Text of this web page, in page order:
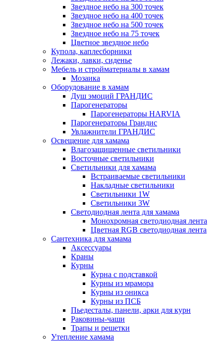
Звездное небо на 300 точек
Звездное небо на 400 точек
Звездное небо на 500 точек
Звездное небо на 75 точек
Цветное звездное небо
Купола, каплесборники
Лежаки, лавки, сиденье
Мебель и стройматериалы в хамам
Мозаика
Оборудование в хамам
Душ эмоций ГРАНДИС
Парогенераторы
Парогенераторы HARVIA
Парогенераторы Грандис
Увлажнители ГРАНДИС
Освещение для хамама
Влагозащищенные светильники
Восточные светильники
Светильники для хамама
Встраиваемые светильники
Накладные светильники
Светильники 1W
Светильники 3W
Светодиодная лента для хамама
Монохромная светодиодная лента
Цветная RGB светодиодная лента
Сантехника для хамама
Аксессуары
Краны
Курны
Курна с подставкой
Курны из мрамора
Курны из оникса
Курны из ПСБ
Пьедесталы, панели, арки для курн
Раковины-чаши
Трапы и решетки
Утепление хамама